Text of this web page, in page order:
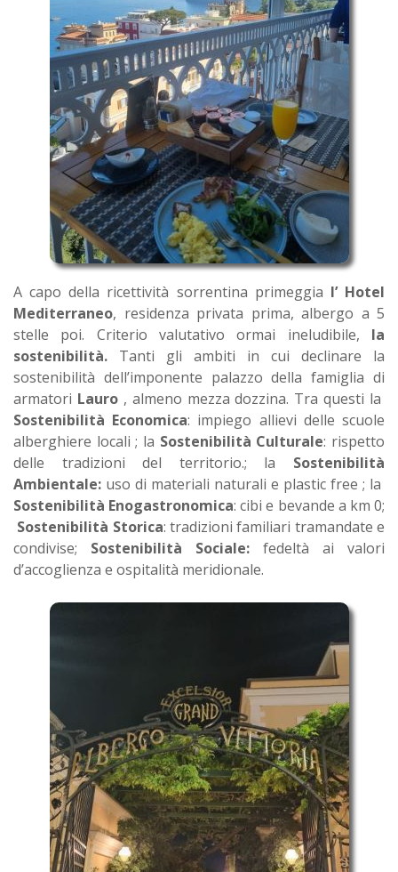
A capo della ricettività sorrentina primeggia l’ Hotel
Mediterraneo, residenza privata prima, albergo a 5
stelle poi. Criterio valutativo ormai ineludibile, la
sostenibilità. Tanti gli ambiti in cui declinare la
sostenibilità dell’imponente palazzo della famiglia di
armatori Lauro, almeno mezza dozzina. Tra questi la
Sostenibilità Economica: impiego allievi delle scuole
alberghiere locali ; la Sostenibilità Culturale: rispetto
delle tradizioni del territorio.; la Sostenibilità
Ambientale: uso di materiali naturali e plastic free ; la
Sostenibilità Enogastronomica: cibi e bevande a km 0;
Sostenibilità Storica: tradizioni familiari tramandate e
condivise; Sostenibilità Sociale: fedeltà ai valori
d’accoglienza e ospitalità meridionale.